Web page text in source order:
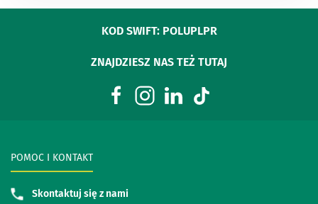
KOD SWIFT: POLUPLPR
ZNAJDZIESZ NAS TEŻ TUTAJ
POMOC I KONTAKT
Skontaktuj się z nami